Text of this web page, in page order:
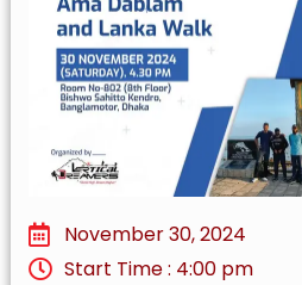
November 30, 2024
Start Time : 4:00 pm